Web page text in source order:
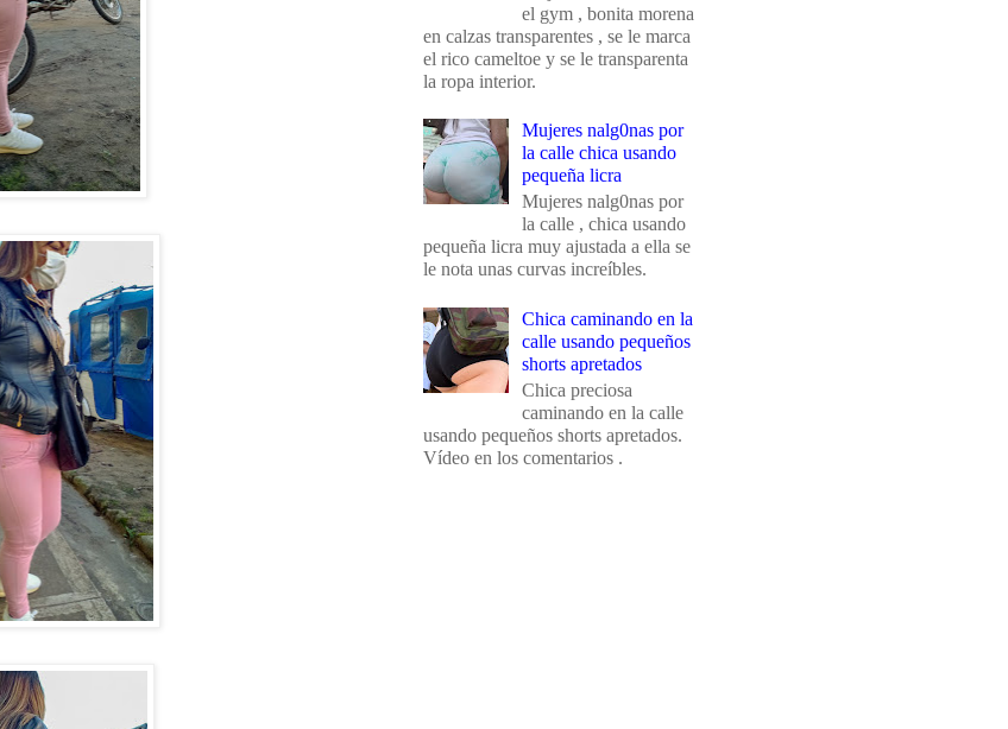
el gym , bonita morena
en calzas transparentes , se le marca
el rico cameltoe y se le transparenta
la ropa interior.
Mujeres nalg0nas por
la calle chica usando
pequeña licra
Mujeres nalg0nas por
la calle , chica usando
pequeña licra muy ajustada a ella se
le nota unas curvas increíbles.
Chica caminando en la
calle usando pequeños
shorts apretados
Chica preciosa
caminando en la calle
usando pequeños shorts apretados.
Vídeo en los comentarios .